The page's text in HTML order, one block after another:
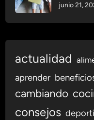
junio 21,
actualidad
aprender
cambiando
consejos